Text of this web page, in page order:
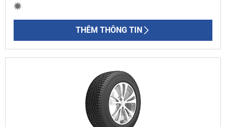
THÊM THÔNG TIN